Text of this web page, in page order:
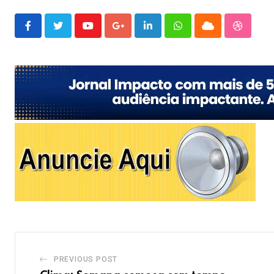
YoutubeGoogle+LinkedInWhatsappCloud
PREVIOUS POST